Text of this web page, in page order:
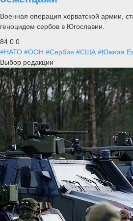
Военная операция хорватской армии,
геноцидом сербов в Югославии.
84 0 0
#НАТО #ООН #Сербия #США #Южная
Выбор редакции